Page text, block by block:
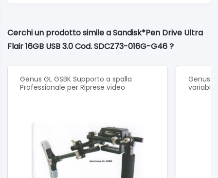
Cerchi un prodotto simile a Sandisk*Pen Drive Ultra
Flair 16GB USB 3.0 Cod. SDCZ73-016G-G46 ?
Genus GL GSBK Supporto a spalla
Professionale per Riprese video
Genus
variabile